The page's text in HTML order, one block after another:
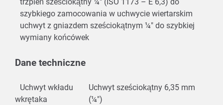
szybkiego zamocowania w uchwycie wiertarskim
uchwyt z gniazdem sześciokątnym ¼" do szybkiej
wymiany końcówek
Dane techniczne
Uchwyt wkładu
wkrętaka
Uchwyt sześciokątny 6,35 mm
(¼")